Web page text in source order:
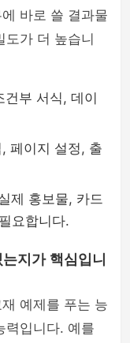
바로 쓸 결과물
도가 더 높습니
부 서식, 데이
페이지 설정, 출
제 홍보물, 카드
요합니다.
지가 핵심입니
예제를 푸는 능
력입니다. 예를